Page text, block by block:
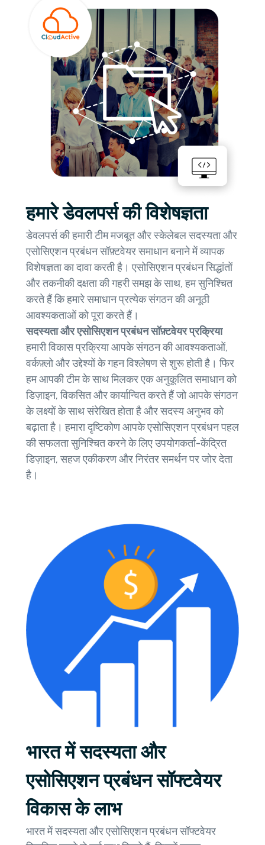
हमारे डेवलपर्स की विशेषज्ञता
डेवलपर्स की हमारी टीम मजबूत और स्केलेबल सदस्यता और
एसोसिएशन प्रबंधन सॉफ़्टवेयर समाधान बनाने में व्यापक
विशेषज्ञता का दावा करती है। एसोसिएशन प्रबंधन सिद्धांतों
और तकनीकी दक्षता की गहरी समझ के साथ, हम सुनिश्चित
करते हैं कि हमारे समाधान प्रत्येक संगठन की अनूठी
आवश्यकताओं को पूरा करते हैं।
सदस्यता और एसोसिएशन प्रबंधन सॉफ़्टवेयर प्रक्रिया
हमारी विकास प्रक्रिया आपके संगठन की आवश्यकताओं,
वर्कफ़्लो और उद्देश्यों के गहन विश्लेषण से शुरू होती है। फिर
हम आपकी टीम के साथ मिलकर एक अनुकूलित समाधान को
डिज़ाइन, विकसित और कार्यान्वित करते हैं जो आपके संगठन
के लक्ष्यों के साथ संरेखित होता है और सदस्य अनुभव को
बढ़ाता है। हमारा दृष्टिकोण आपके एसोसिएशन प्रबंधन पहल
की सफलता सुनिश्चित करने के लिए उपयोगकर्ता-केंद्रित
डिज़ाइन, सहज एकीकरण और निरंतर समर्थन पर जोर देता
है।
भारत में सदस्यता और
एसोसिएशन प्रबंधन सॉफ्टवेयर
विकास के लाभ
भारत में सदस्यता और एसोसिएशन प्रबंधन सॉफ्टवेयर